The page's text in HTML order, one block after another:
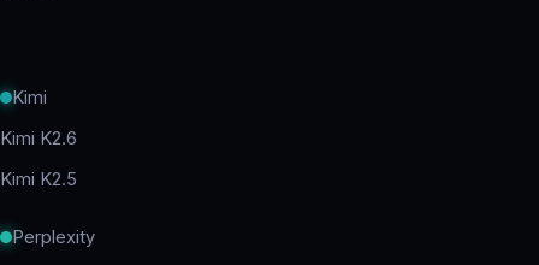
Kimi
Kimi K2.6
Kimi K2.5
Perplexity